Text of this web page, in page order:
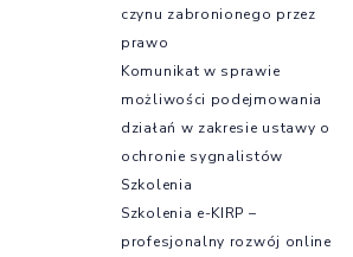
czynu zabronionego przez
prawo
Komunikat w sprawie
możliwości podejmowania
działań w zakresie ustawy o
ochronie sygnalistów
Szkolenia
Szkolenia e-KIRP –
profesjonalny rozwój online